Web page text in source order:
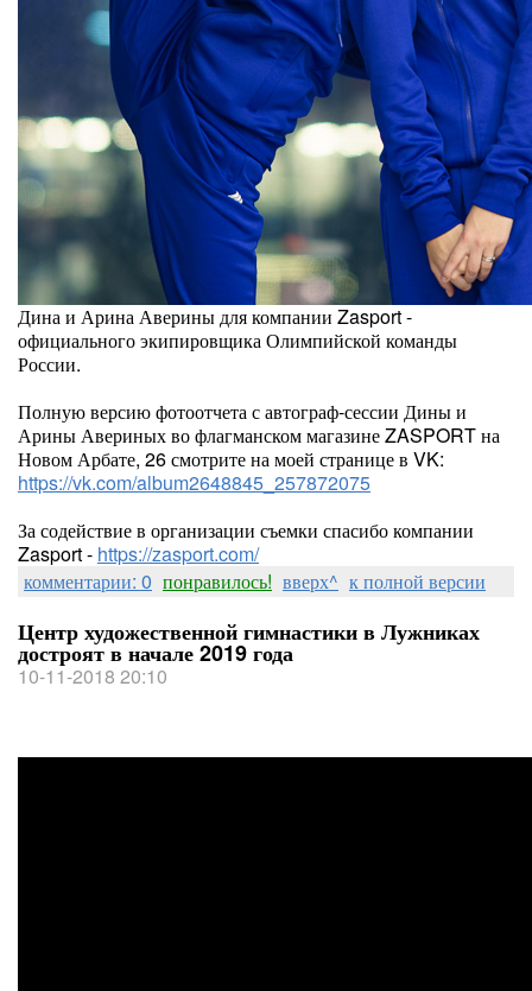
Дина и Арина Аверины для компании Zasport -
официального экипировщика Олимпийской команды
России.
Полную версию фотоотчета с автограф-сессии Дины и
Арины Авериных во флагманском магазине ZASPORT на
Новом Арбате, 26 смотрите на моей странице в VK:
https://vk.com/album2648845_257872075
За содействие в организации съемки спасибо компании
Zasport - https://zasport.com/
комментарии: 0 понравилось! вверх^ к полной версии
Центр художественной гимнастики в Лужниках
достроят в начале 2019 года
10-11-2018 20:10